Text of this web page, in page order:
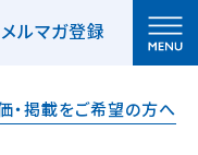
メルマガ登録
・掲載をご希望の方へ